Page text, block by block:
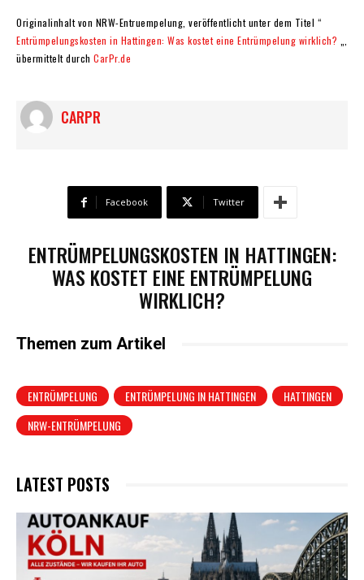
Originalinhalt von NRW-Entruempelung, veröffentlicht unter dem Titel “
Entrümpelungskosten in Hattingen: Was kostet eine Entrümpelung wirklich?
übermittelt durch CarPr.de
CARPR
Facebook Twitter
ENTRÜMPELUNGSKOSTEN IN HATTINGEN:
WAS KOSTET EINE ENTRÜMPELUNG
WIRKLICH?
Themen zum Artikel
ENTRÜMPELUNG ENTRÜMPELUNG IN HATTINGEN
HATTINGEN
NRW-ENTRÜMPELUNG
LATEST POSTS